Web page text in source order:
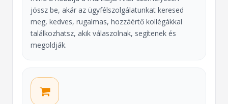
jössz be, akár az ügyfélszolgálatunkat keresed
meg, kedves, rugalmas, hozzáértő kollégákkal
találkozhatsz, akik válaszolnak, segítenek és
megoldják.